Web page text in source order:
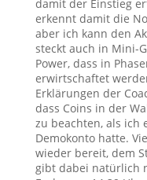
damit der Einstieg
erkennt damit die
aber ich kann den
steckt auch in Mini-
Power, dass in
erwirtschaftet
Erklärungen der
dass Coins in der
zu beachten, als ich
Demokonto hatte.
wieder bereit, dem
gibt dabei natürlich